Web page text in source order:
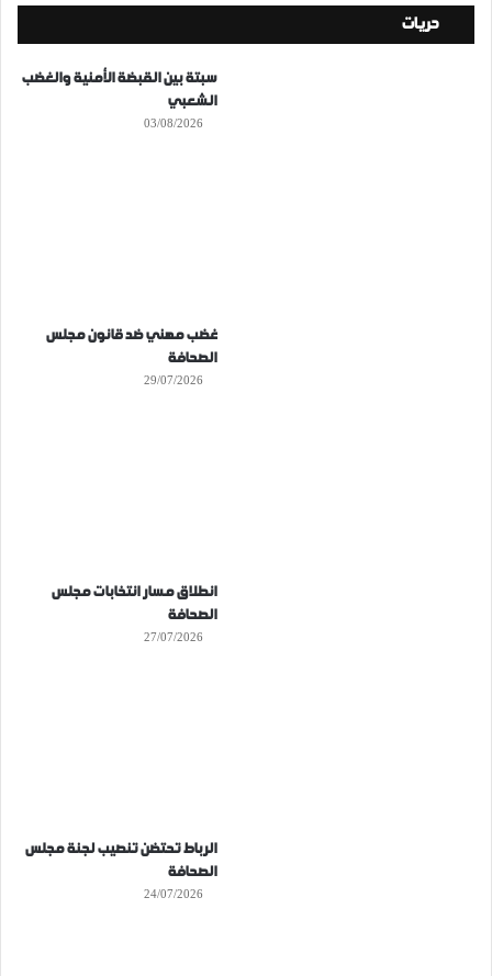
حريات
سبتة بين القبضة الأمنية والغضب
الشعبي
03/08/2026
غضب مهني ضد قانون مجلس
الصحافة
29/07/2026
انطلاق مسار انتخابات مجلس
الصحافة
27/07/2026
الرباط تحتضن تنصيب لجنة مجلس
الصحافة
24/07/2026